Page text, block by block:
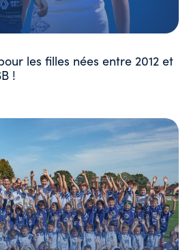
les filles nées entre 2012 et
!